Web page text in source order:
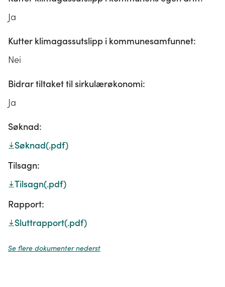
Ja
Kutter klimagassutslipp i kommunesamfunnet:
Nei
Bidrar tiltaket til sirkulærøkonomi:
Ja
Søknad:
Søknad(.pdf)
Tilsagn:
Tilsagn(.pdf)
Rapport:
Sluttrapport(.pdf)
Se flere dokumenter nederst